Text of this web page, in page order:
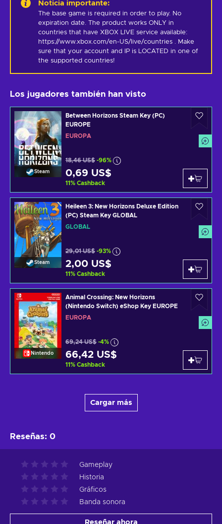
Noticia importante:
The base game is required in order to play. No
expiration date. The product works ONLY in
countries that have XBOX LIVE service available:
https://www.xbox.com/en-US/live/countries . Make
sure that your account and IP is LOCATED in one of
the supported countries!
Los jugadores también han visto
Steam
Between Horizons Steam Key (PC)
EUROPE
EUROPA
18,46 US$ -96%
0,69 US$
11% Cashback
Steam
Heileen 3: New Horizons Deluxe Edition
(PC) Steam Key GLOBAL
GLOBAL
29,01 US$ -93%
2,00 US$
11% Cashback
Nintendo
Animal Crossing: New Horizons
(Nintendo Switch) eShop Key EUROPE
EUROPA
69,24 US$ -4%
66,42 US$
11% Cashback
Cargar más
Reseñas: 0
Gameplay
Historia
Gráficos
Banda sonora
Reseñar ahora